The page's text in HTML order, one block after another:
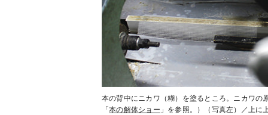
本の背中にニカワ（糊）を塗るところ。ニカワの
「本の解体ショー 」を参照。）（写真左）／上